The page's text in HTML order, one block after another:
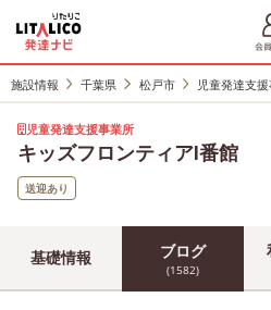
施設情報 千葉県 松戸市 児童発達支
児童発達支援事業所
キッズフロンティアⅠ番館
送迎あり
基礎情報 ブログ
(1582)